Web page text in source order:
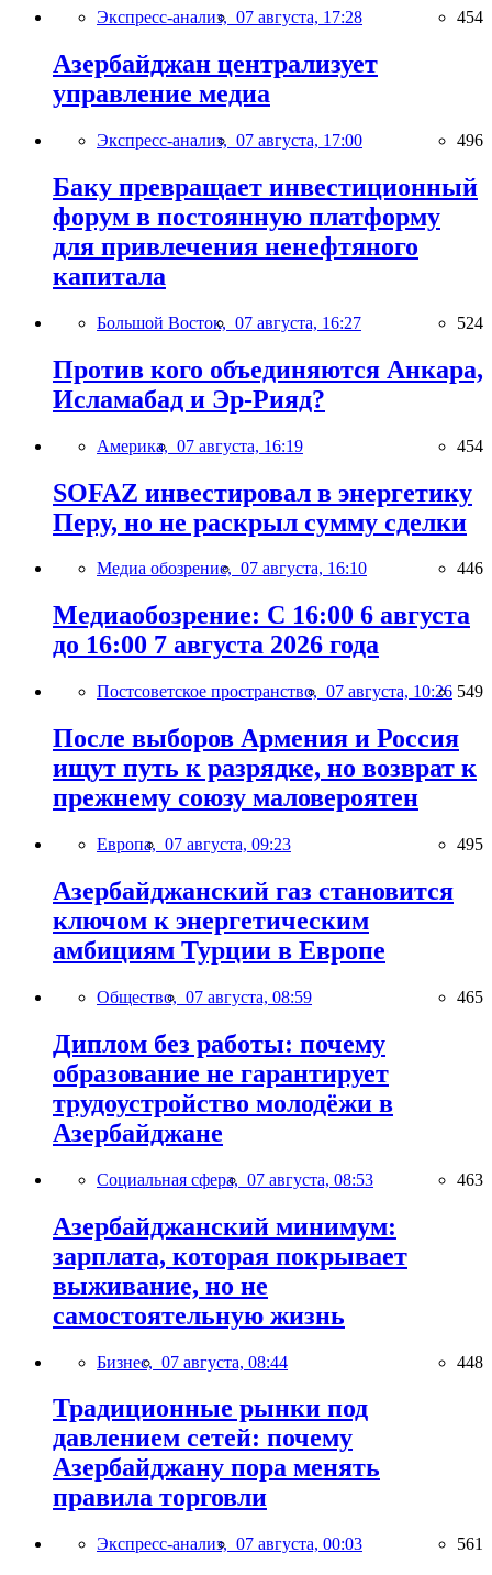
Экспресс-анализ, 07 августа, 17:28 454
Азербайджан централизует
управление медиа
Экспресс-анализ, 07 августа, 17:00 496
Баку превращает инвестиционный
форум в постоянную платформу
для привлечения ненефтяного
капитала
Большой Восток, 07 августа, 16:27 524
Против кого объединяются Анкара,
Исламабад и Эр-Рияд?
Америка, 07 августа, 16:19 454
SOFAZ инвестировал в энергетику
Перу, но не раскрыл сумму сделки
Медиа обозрение, 07 августа, 16:10 446
Медиаобозрение: С 16:00 6 августа
до 16:00 7 августа 2026 года
Постсоветское пространство, 07 августа, 10:26 549
После выборов Армения и Россия
ищут путь к разрядке, но возврат к
прежнему союзу маловероятен
Европа, 07 августа, 09:23 495
Азербайджанский газ становится
ключом к энергетическим
амбициям Турции в Европе
Общество, 07 августа, 08:59 465
Диплом без работы: почему
образование не гарантирует
трудоустройство молодёжи в
Азербайджане
Социальная сфера, 07 августа, 08:53 463
Азербайджанский минимум:
зарплата, которая покрывает
выживание, но не
самостоятельную жизнь
Бизнес, 07 августа, 08:44 448
Традиционные рынки под
давлением сетей: почему
Азербайджану пора менять
правила торговли
Экспресс-анализ, 07 августа, 00:03 561